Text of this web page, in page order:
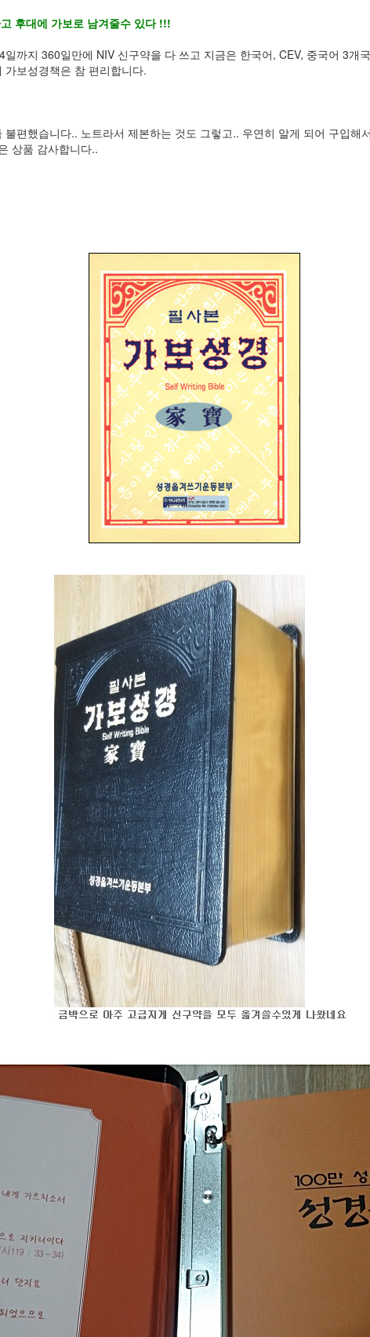
후대에 가보로 남겨줄수 있다 !!!
까지 360일만에 NIV 신구약을 다 쓰고 지금은 한국어, CEV, 중국어 3개
보성경책은 참 편리합니다.
편했습니다.. 노트라서 제본하는 것도 그렇고.. 우연히 알게 되어 구입해
상품 감사합니다..